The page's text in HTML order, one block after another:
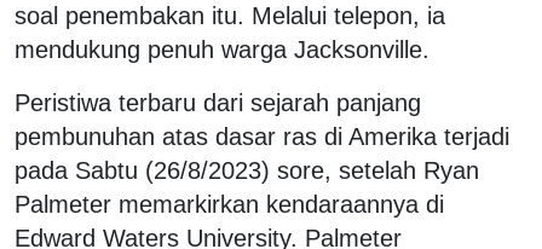
soal penembakan itu. Melalui telepon, ia
mendukung penuh warga Jacksonville.
Peristiwa terbaru dari sejarah panjang
pembunuhan atas dasar ras di Amerika terjadi
pada Sabtu (26/8/2023) sore, setelah Ryan
Palmeter memarkirkan kendaraannya di
Edward Waters University. Palmeter